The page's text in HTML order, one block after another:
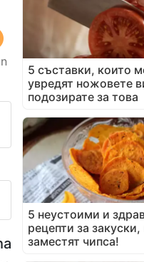
на
на тази
5 съставки, които
увредят ножовете
подозирате за това
5 неустоими и
рецепти за
заместят чипса!